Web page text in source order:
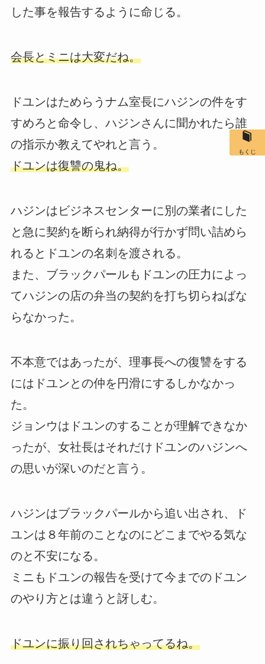
した事を報告するように命じる。
会長とミニは大変だね。
ドユンはためらうナム室長にハジンの件をす
すめろと命令し、ハジンさんに聞かれたら誰
の指示か教えてやれと言う。
ドユンは復讐の鬼ね。
ハジンはビジネスセンターに別の業者にした
と急に契約を断られ納得が行かず問い詰めら
れるとドユンの名刺を渡される。
また、ブラックパールもドユンの圧力によっ
てハジンの店の弁当の契約を打ち切らねばな
らなかった。
不本意ではあったが、理事長への復讐をする
にはドユンとの仲を円滑にするしかなかっ
た。
ジョンウはドユンのすることが理解できなか
ったが、女社長はそれだけドユンのハジンへ
の思いが深いのだと言う。
ハジンはブラックパールから追い出され、ド
ユンは８年前のことなのにどこまでやる気な
のと不安になる。
ミニもドユンの報告を受けて今までのドユン
のやり方とは違うと訝しむ。
ドユンに振り回されちゃってるね。
もくじ